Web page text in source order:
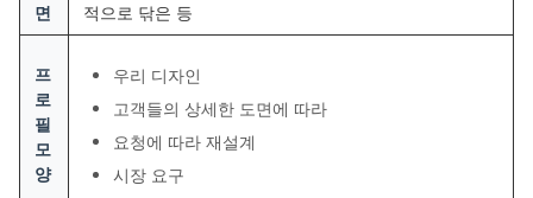
면
적으로 닦은 등
프
로
필
모
양
우리 디자인
고객들의 상세한 도면에 따라
요청에 따라 재설계
시장 요구